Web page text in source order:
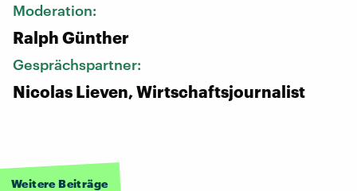
Moderation:
Ralph Günther
Gesprächspartner:
Nicolas Lieven, Wirtschaftsjournalist
Weitere Beiträge